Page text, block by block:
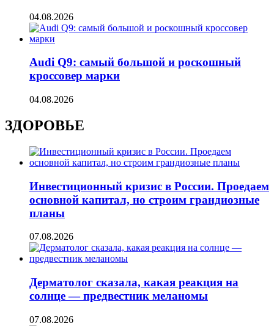
04.08.2026
Audi Q9: самый большой и роскошный
кроссовер марки
04.08.2026
ЗДОРОВЬЕ
Инвестиционный кризис в России. Проедаем
основной капитал, но строим грандиозные
планы
07.08.2026
Дерматолог сказала, какая реакция на
солнце — предвестник меланомы
07.08.2026